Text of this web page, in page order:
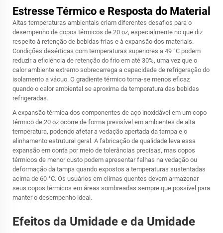
Estresse Térmico e Resposta do Material
Altas temperaturas ambientais criam diferentes desafios para o
desempenho de copos térmicos de 20 oz, especialmente no que diz
respeito à retenção de bebidas frias e à expansão dos materiais.
Condições desérticas com temperaturas superiores a 49 °C podem
reduzir a eficiência de retenção do frio em até 30%, uma vez que o
calor ambiente extremo sobrecarrega a capacidade de refrigeração do
isolamento a vácuo. O gradiente térmico torna-se menos eficaz
quando o calor ambiental se aproxima da temperatura das bebidas
refrigeradas.
A expansão térmica dos componentes de aço inoxidável em um copo
térmico de 20 oz ocorre de forma previsível em ambientes de alta
temperatura, podendo afetar a vedação apertada da tampa e o
alinhamento estrutural geral. A fabricação de qualidade leva essa
expansão em conta por meio de tolerâncias precisas, mas copos
térmicos de menor custo podem apresentar falhas na vedação ou
deformação da tampa quando expostos a temperaturas sustentadas
acima de 60 °C. Os usuários em climas quentes devem armazenar
seus copos térmicos em áreas sombreadas sempre que possível para
manter o desempenho ideal.
Efeitos da Umidade e da Umidade